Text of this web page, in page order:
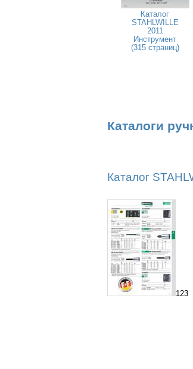
Каталог
STAHLWILLE
2011
Инструмент
(315 страниц)
Каталоги
Каталог
123